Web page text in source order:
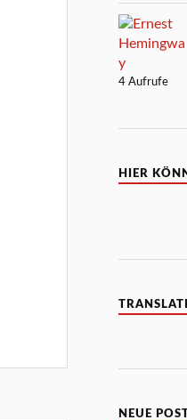
4 Aufrufe
HIER
NEUE